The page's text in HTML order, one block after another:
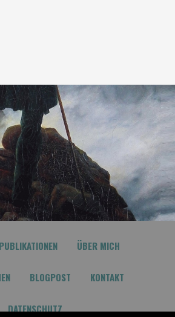
PUBLIKATIONEN ÜBER MICH
BLOGPOST KONTAKT
DATENSCHUTZ